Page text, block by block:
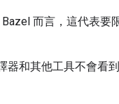
而言，這代表要
器和其他工具不會看